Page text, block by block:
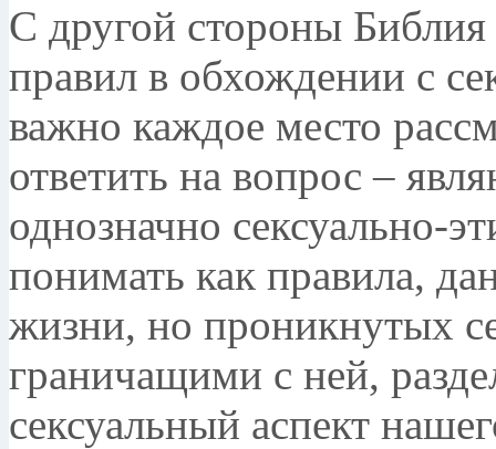
С другой стороны
правил в обхождении с
важно каждое место
ответить на вопрос –
однозначно сексуально-
понимать как правила,
жизни, но проникнутых
граничащими с ней,
сексуальный аспект